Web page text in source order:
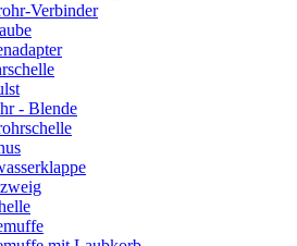
Verbinder
- Blende